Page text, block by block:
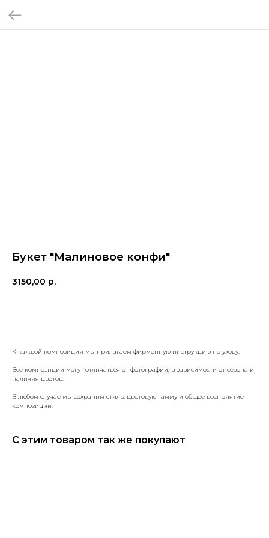
Букет "Малиновое конфи"
3150,00 р.
К каждой композиции мы прилагаем фирменную инструкцию по уходу.
Все композиции могут отличаться от фотографии, в зависимости от сезона и
наличия цветов.
В любом случае мы сохраним стиль, цветовую гамму и общее восприятие
композиции.
С этим товаром так же покупают